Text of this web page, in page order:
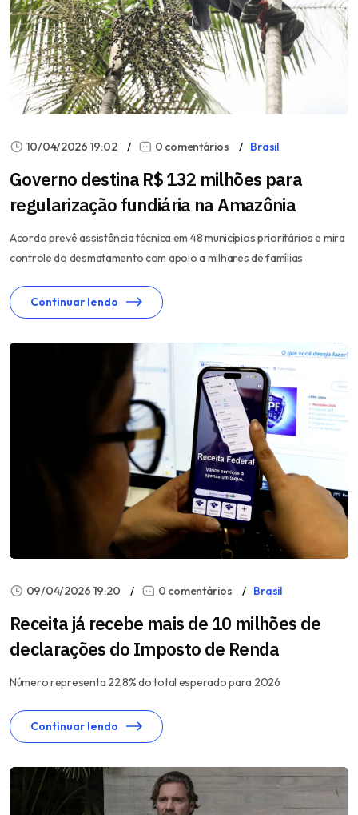
10/04/2026 19:02 0 comentários Brasil
Governo destina R$ 132 milhões para
regularização fundiária na Amazônia
Acordo prevê assistência técnica em 48 municípios prioritários e mira
controle do desmatamento com apoio a milhares de famílias
Continuar lendo
09/04/2026 19:20 0 comentários Brasil
Receita já recebe mais de 10 milhões de
declarações do Imposto de Renda
Número representa 22,8% do total esperado para 2026
Continuar lendo